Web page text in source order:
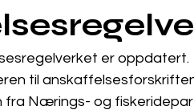
er oppdatert.
til
fra Nærings- og